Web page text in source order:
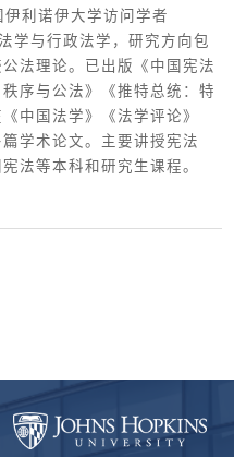
利诺伊大学访问学者
学与行政法学，研究方向包
法理论。已出版《中国宪法
序与公法》《推特总统：特
中国法学》《法学评论》
学术论文。主要讲授宪法
法等本科和研究生课程。